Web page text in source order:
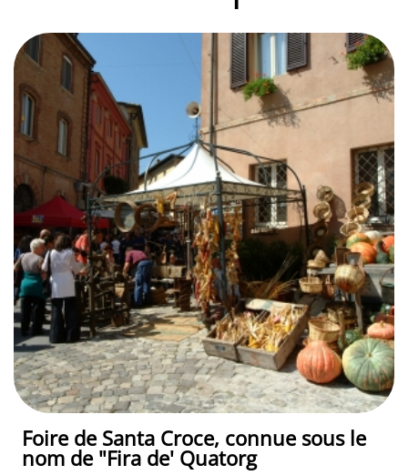
Foire de Santa Croce, connue sous le
nom de "Fira de' Quatorg